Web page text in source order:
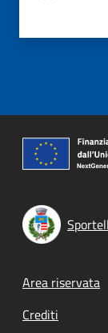
Footer
Area riservata
Crediti